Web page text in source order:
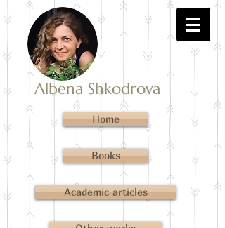
Albena Shkodrova
Home
Books
Academic articles